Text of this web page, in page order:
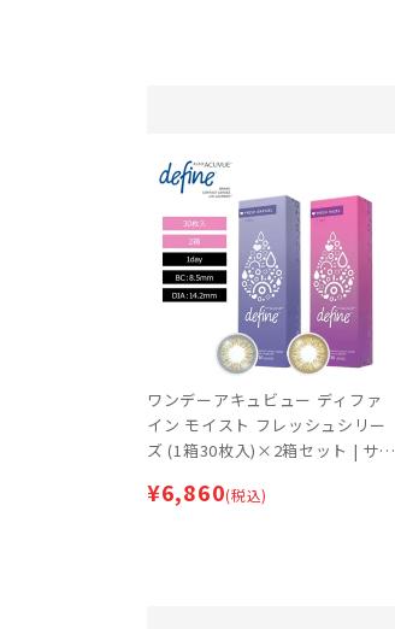
ワンデーアキュビュー ディファ
イン モイスト フレッシュシリー
ズ (1箱30枚入)×2箱セット | サー
¥6,860(税込)